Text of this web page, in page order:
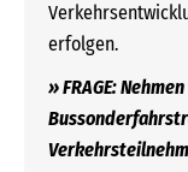
erfolgen.
» FRAGE: